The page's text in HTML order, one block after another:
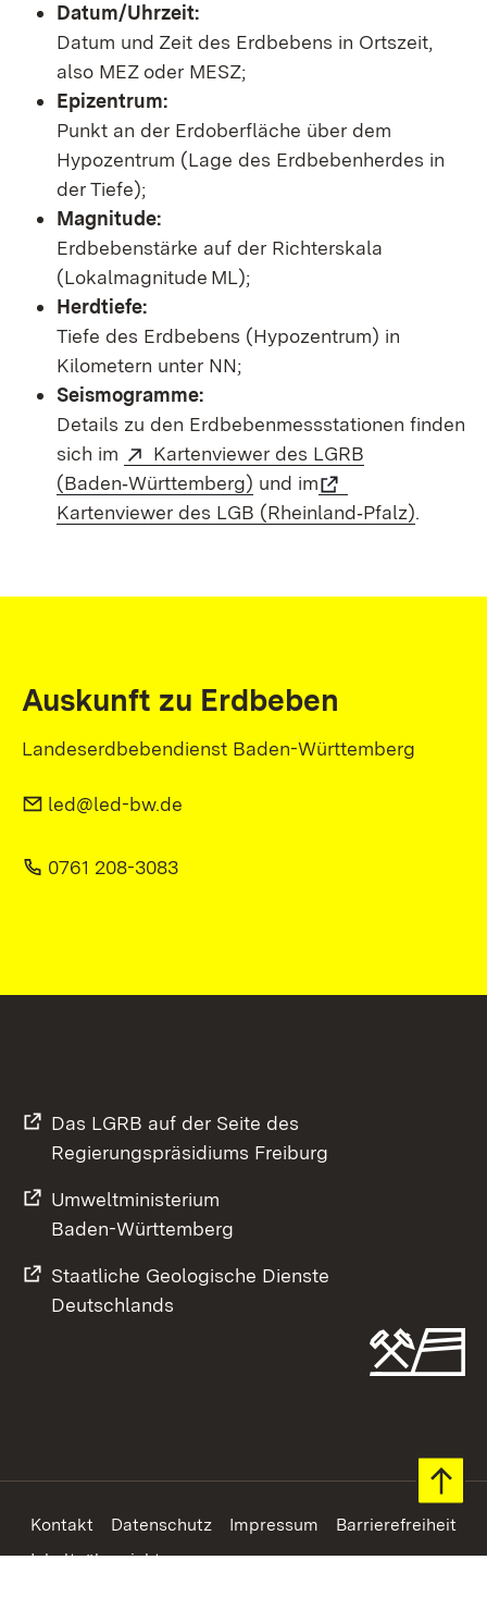
Datum/Uhrzeit:
Datum und Zeit des Erdbebens in Ortszeit,
also MEZ oder MESZ;
Epizentrum:
Punkt an der Erdoberfläche über dem
Hypozentrum (Lage des Erdbebenherdes in
der Tiefe);
Magnitude:
Erdbebenstärke auf der Richterskala
(Lokalmagnitude ML);
Herdtiefe:
Tiefe des Erdbebens (Hypozentrum) in
Kilometern unter NN;
Seismogramme:
Details zu den Erdbebenmessstationen finden
sich im
Kartenviewer des LGRB
(Baden‑Württemberg) und im
Kartenviewer des LGB (Rheinland‑Pfalz).
Auskunft zu Erdbeben
Landeserdbebendienst Baden-Württemberg
led@led-bw.de
0761 208-3083
Das LGRB auf der Seite des
Regierungspräsidiums Freiburg
Umweltministerium
Baden-Württemberg
Staatliche Geologische Dienste
Deutschlands
Footer
Kontakt Datenschutz Impressum
Barrierefreiheit
Inhaltsübersicht